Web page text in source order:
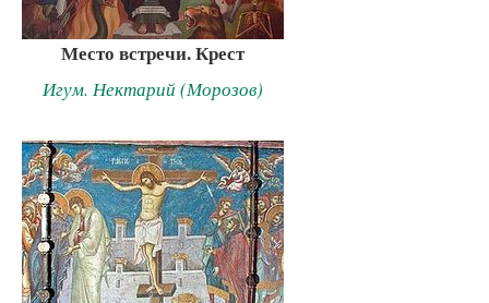
Место встречи. Крест
Игум. Нектарий (Морозов)